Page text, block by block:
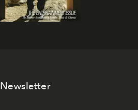
Newsletter